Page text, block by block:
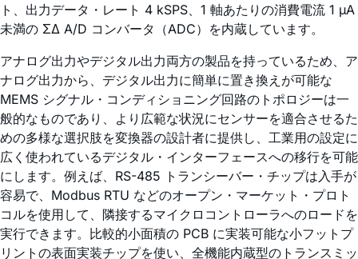
ト、出力データ・レート 4 kSPS、1 軸あたりの消費電流 1 µA
未満の ΣΔ A/D コンバータ（ADC）を内蔵しています。
アナログ出力やデジタル出力両方の製品を持っているため、ア
ナログ出力から、デジタル出力に簡単に置き換えが可能な
MEMS シグナル・コンディショニング回路のトポロジーは一
般的なものであり、より広範な状況にセンサーを適合させるた
めの多様な選択肢を変換器の設計者に提供し、工業用の設定に
広く使われているデジタル・インターフェースへの移行を可能
にします。例えば、RS-485 トランシーバー・チップは入手が
容易で、Modbus RTU などのオープン・マーケット・プロト
コルを使用して、隣接するマイクロコントローラへのロードを
実行できます。比較的小面積の PCB に実装可能な小フットプ
リントの表面実装チップを使い、全機能内蔵型のトランスミッ